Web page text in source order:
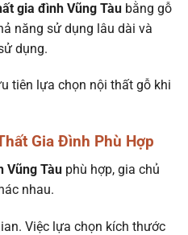
gia đình Vũng Tàu bằng gỗ
năng sử dụng lâu dài và
dụng.
tiên lựa chọn nội thất gỗ khi
Gia Đình Phù Hợp
Vũng Tàu phù hợp, gia chủ
nhau.
Việc lựa chọn kích thước